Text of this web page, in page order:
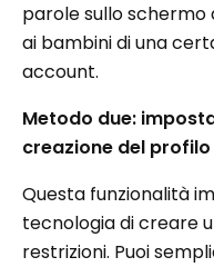
parole sullo schermo
ai bambini di una
account.
Metodo due:
creazione del profilo
Questa funzionalità
tecnologia di creare
restrizioni. Puoi